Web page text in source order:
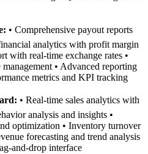
• Comprehensive payout reports
analytics with profit margin
with real-time exchange rates •
• Advanced reporting
metrics and KPI tracking
• Real-time sales analytics with
analysis and insights •
optimization • Inventory turnover
forecasting and trend analysis
and-drop interface